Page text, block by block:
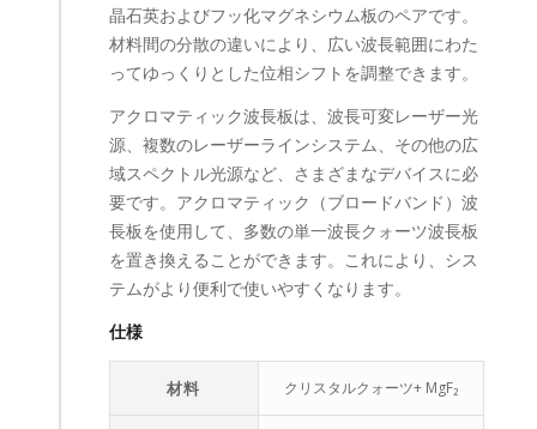
晶石英およびフッ化マグネシウム板のペアです。
材料間の分散の違いにより、広い波長範囲にわた
ってゆっくりとした位相シフトを調整できます。
アクロマティック波長板は、波長可変レーザー光
源、複数のレーザーラインシステム、その他の広
域スペクトル光源など、さまざまなデバイスに必
要です。アクロマティック（ブロードバンド）波
長板を使用して、多数の単一波長クォーツ波長板
を置き換えることができます。これにより、シス
テムがより便利で使いやすくなります。
仕様
材料 クリスタルクォーツ+ MgF₂